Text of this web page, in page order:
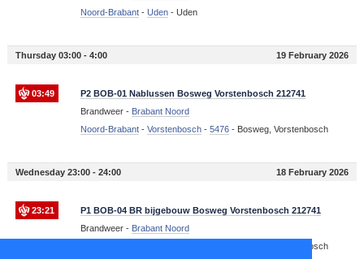
Noord-Brabant- Uden- Uden
Thursday 03:00 - 4:00 19 February 2026
03:49
P2 BOB-01 Nablussen Bosweg Vorstenbosch 212741
Brandweer - Brabant Noord
Noord-Brabant- Vorstenbosch- 5476- Bosweg, Vorstenbosch
Wednesday 23:00 - 24:00 18 February 2026
23:21
P1 BOB-04 BR bijgebouw Bosweg Vorstenbosch 212741
Brandweer - Brabant Noord
Bosweg, Vorstenbosch